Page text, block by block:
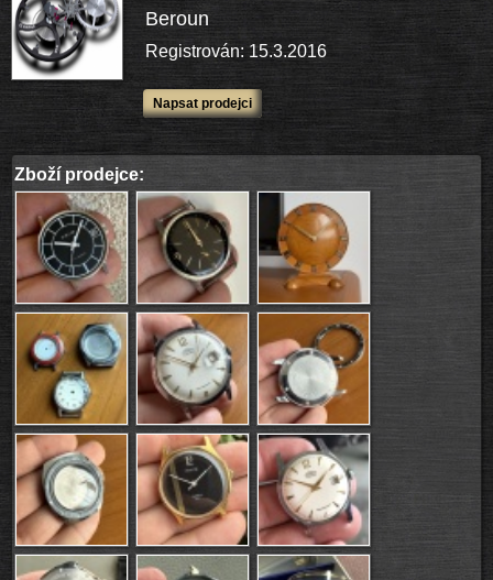
Beroun
Registrován: 15.3.2016
Napsat prodejci
Zboží prodejce: